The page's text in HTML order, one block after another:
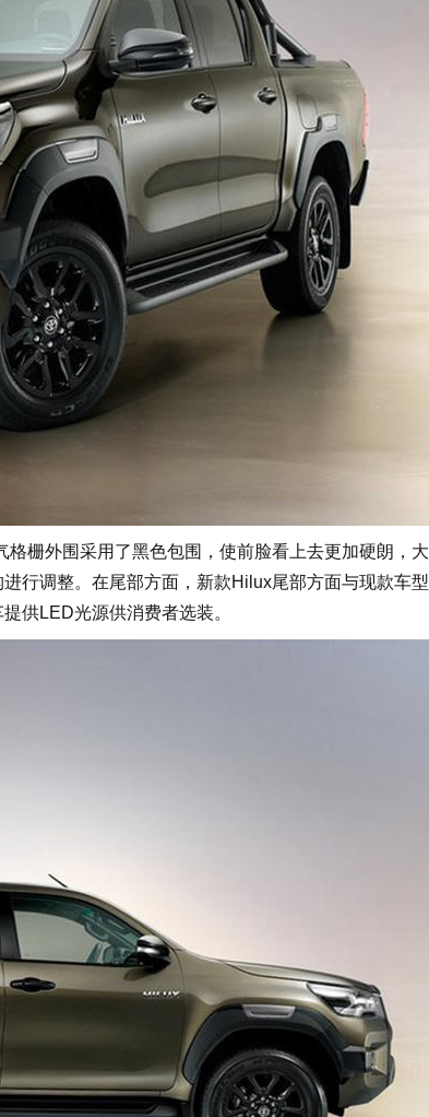
栅外围采用了黑色包围，使前脸看上去更加硬朗，大
行调整。在尾部方面，新款Hilux尾部方面与现款车型
供LED光源供消费者选装。